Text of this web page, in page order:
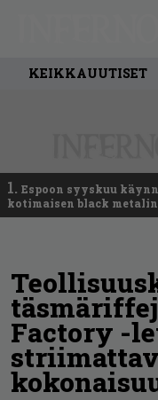
KEIKKAUUTISET
1. Espoon syyskuu
kotimaisen black metalin
Factory -